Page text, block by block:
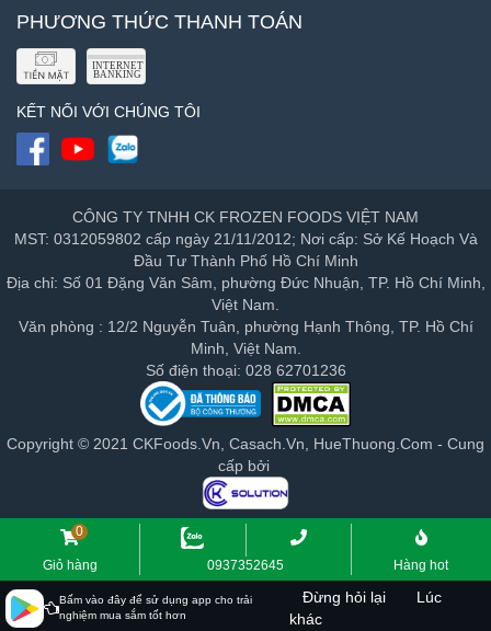
PHƯƠNG THỨC THANH TOÁN
KẾT NỐI VỚI CHÚNG TÔI
CÔNG TY TNHH CK FROZEN FOODS VIỆT NAM
MST: 0312059802 cấp ngày 21/11/2012; Nơi cấp: Sở Kế Hoạch Và
Đầu Tư Thành Phố Hồ Chí Minh
Địa chỉ: Số 01 Đặng Văn Sâm, phường Đức Nhuận, TP. Hồ Chí Minh,
Việt Nam.
Văn phòng : 12/2 Nguyễn Tuân, phường Hạnh Thông, TP. Hồ Chí
Minh, Việt Nam.
Số điện thoại: 028 62701236
Copyright © 2021 CKFoods.Vn, Casach.Vn, HueThuong.Com - Cung
cấp bởi
0
Giỏ hàng 0937352645 Hàng hot
Bấm vào đây để sử dụng app cho trải
nghiệm mua sắm tốt hơn
Đừng hỏi lại
Lúc
khác